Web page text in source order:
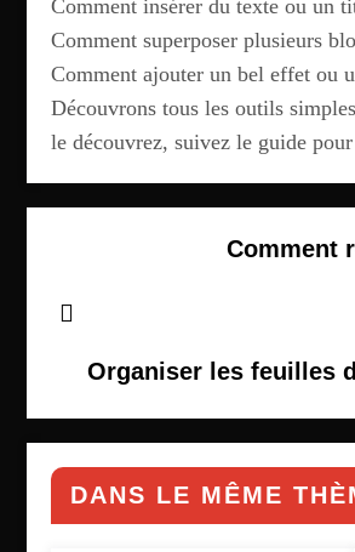
Comment insérer du texte ou un
Comment superposer plusieurs
Comment ajouter un bel effet ou
Découvrons tous les outils
le découvrez, suivez le guide
Comment
Organiser les feuilles
DANS LE MÊME